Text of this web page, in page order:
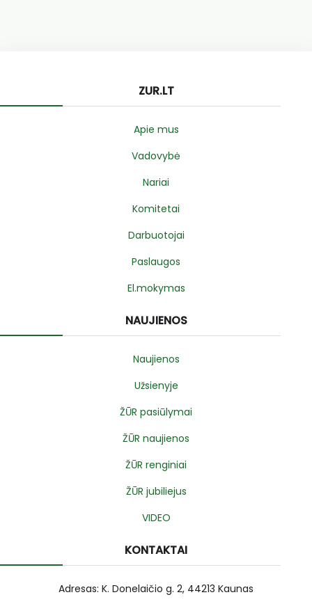
ZUR.LT
Apie mus
Vadovybė
Nariai
Komitetai
Darbuotojai
Paslaugos
El.mokymas
NAUJIENOS
Naujienos
Užsienyje
ŽŪR pasiūlymai
ŽŪR naujienos
ŽŪR renginiai
ŽŪR jubiliejus
VIDEO
KONTAKTAI
Adresas: K. Donelaičio g. 2, 44213 Kaunas